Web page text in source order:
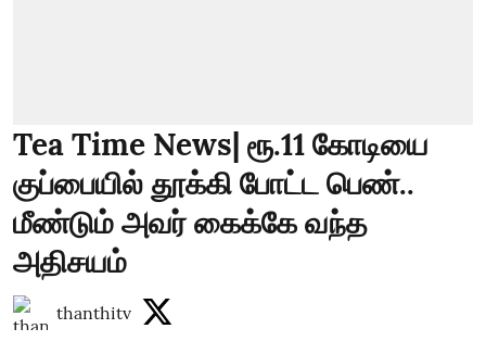
Tea Time News| ரூ.11 கோடியை
குப்பையில் தூக்கி போட்ட பெண்..
மீண்டும் அவர் கைக்கே வந்த
அதிசயம்
thanthitv